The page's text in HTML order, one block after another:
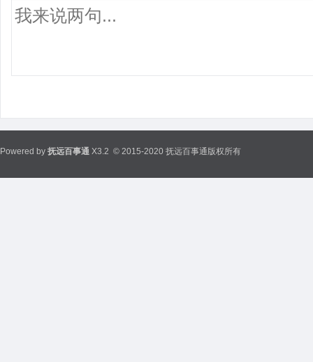
Powered by 抚远百事通 X3.2 © 2015-2020 抚远百事通版权所有